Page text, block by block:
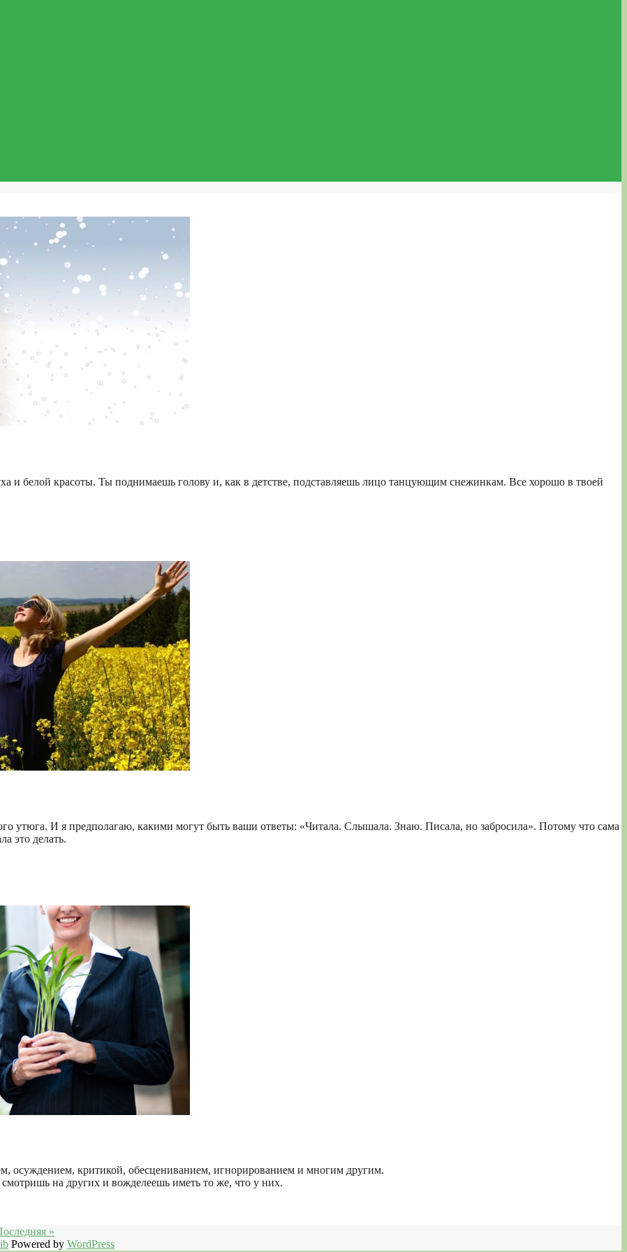
и белой красоты. Ты поднимаешь голову и, как в детстве, подставляешь лицо танцующим снежинкам. Все хорошо в твоей
утюга. И я предполагаю, какими могут быть ваши ответы: «Читала. Слышала. Знаю. Писала, но забросила». Потому что сама
это делать.
осуждением, критикой, обесцениванием, игнорированием и многим другим.
на других и вожделеешь иметь то же, что у них.
»
Powered by WordPress